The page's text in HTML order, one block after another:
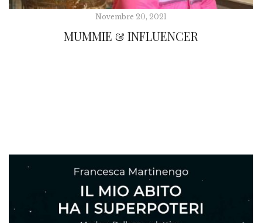
Novembre 20, 2021
MUMMIE & INFLUENCER